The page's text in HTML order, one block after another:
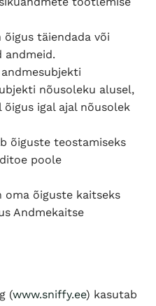
täiendada või
andmeid.
nõusoleku alusel,
igal ajal nõusolek
õiguste teostamiseks
poole
oma õiguste kaitseks
Andmekaitse
(www.sniffy.ee) kasutab